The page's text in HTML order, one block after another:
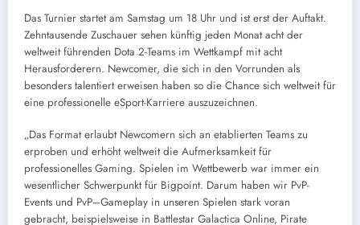
Das Turnier startet am Samstag um 18 Uhr und ist erst der Auftakt.
Zehntausende Zuschauer sehen künftig jeden Monat acht der
weltweit führenden Dota 2-Teams im Wettkampf mit acht
Herausforderern. Newcomer, die sich in den Vorrunden als
besonders talentiert erweisen haben so die Chance sich weltweit für
eine professionelle eSport-Karriere auszuzeichnen.
„Das Format erlaubt Newcomern sich an etablierten Teams zu
erproben und erhöht weltweit die Aufmerksamkeit für
professionelles Gaming. Spielen im Wettbewerb war immer ein
wesentlicher Schwerpunkt für Bigpoint. Darum haben wir PvP-
Events und PvP–Gameplay in unseren Spielen stark voran
gebracht, beispielsweise in Battlestar Galactica Online, Pirate